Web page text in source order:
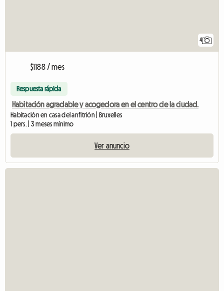
4
$1188 / mes
Respuesta rápida
Habitación agradable y acogedora en el centro de la ciudad.
Habitación en casa del anfitrión | Bruxelles
1 pers. | 3 meses mínimo
Ver anuncio